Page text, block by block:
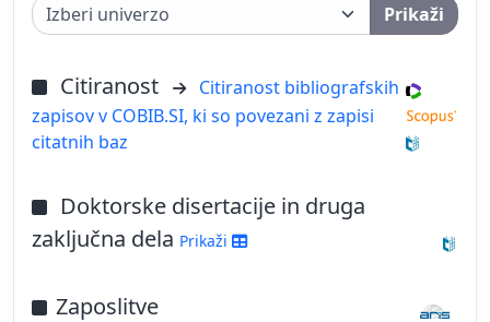
Prikaži
Citiranost
Citiranost bibliografskih
zapisov v COBIB.SI, ki so povezani z zapisi
citatnih baz
Doktorske disertacije in druga
zaključna dela Prikaži
Zaposlitve